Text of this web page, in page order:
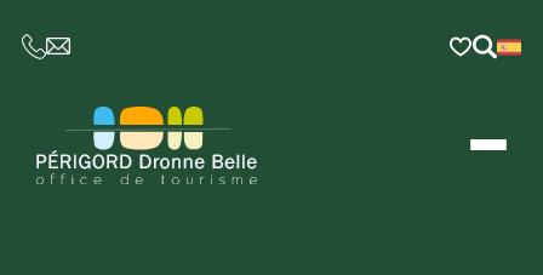
CE LIEN OUVRIRA VOTRE LOGICIEL DE